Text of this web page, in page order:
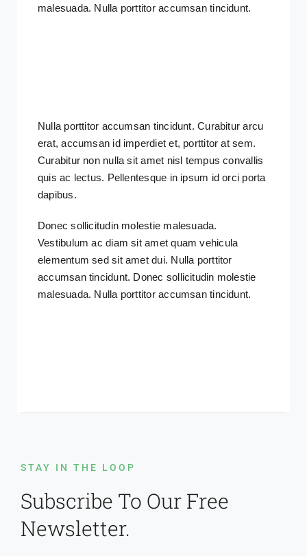
malesuada. Nulla porttitor accumsan tincidunt.
Nulla porttitor accumsan tincidunt. Curabitur arcu
erat, accumsan id imperdiet et, porttitor at sem.
Curabitur non nulla sit amet nisl tempus convallis
quis ac lectus. Pellentesque in ipsum id orci porta
dapibus.
Donec sollicitudin molestie malesuada.
Vestibulum ac diam sit amet quam vehicula
elementum sed sit amet dui. Nulla porttitor
accumsan tincidunt. Donec sollicitudin molestie
malesuada. Nulla porttitor accumsan tincidunt.
STAY IN THE LOOP
Subscribe To Our Free
Newsletter.